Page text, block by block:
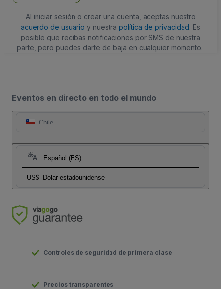
Al iniciar sesión o crear una cuenta, aceptas nuestro
acuerdo de usuario y nuestra política de privacidad. Es
posible que recibas notificaciones por SMS de nuestra
parte, pero puedes darte de baja en cualquier momento.
Eventos en directo en todo el mundo
Chile
Español (ES)
US$ Dolar estadounidense
Controles de seguridad de primera clase
Precios transparentes